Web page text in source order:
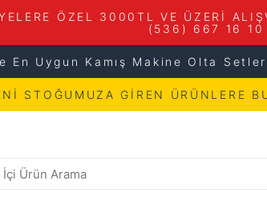
ÖZEL 3000TL VE ÜZERİ
(536) 667 16 10
En Uygun Kamış Makine Olta
STOĞUMUZA GİREN ÜRÜNLERE